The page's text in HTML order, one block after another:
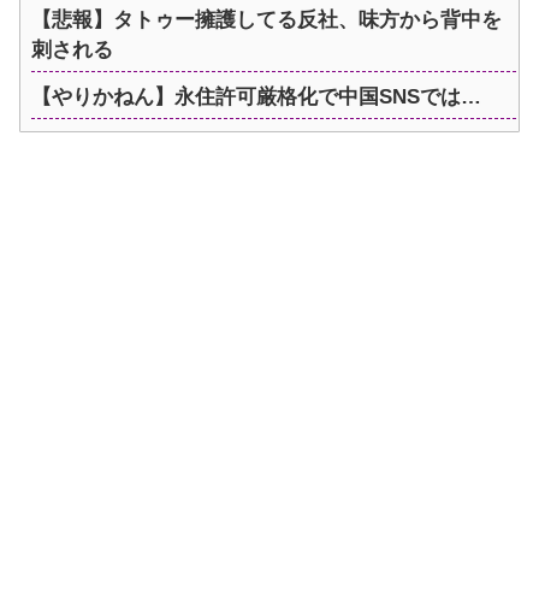
【悲報】タトゥー擁護してる反社、味方から背中を
刺される
【やりかねん】永住許可厳格化で中国SNSでは…